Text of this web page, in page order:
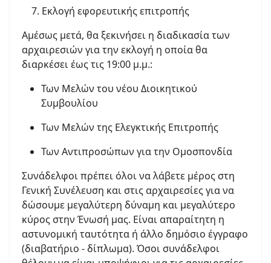
7. Εκλογή εφορευτικής επιτροπής
Αμέσως μετά, θα ξεκινήσει η διαδικασία των
αρχαιρεσιών για την εκλογή η οποία θα
διαρκέσει έως τις 19:00 μ.μ.:
Των Μελών του νέου Διοικητικού
Συμβουλίου
Των Μελών της Ελεγκτικής Επιτροπής
Των Αντιπροσώπων για την Ομοσπονδία
Συνάδελφοι πρέπει όλοι να λάβετε μέρος στη
Γενική Συνέλευση και στις αρχαιρεσίες για να
δώσουμε μεγαλύτερη δύναμη και μεγαλύτερο
κύρος στην Ένωσή μας. Είναι απαραίτητη η
αστυνομική ταυτότητα ή άλλο δημόσιο έγγραφο
(διαβατήριο - δίπλωμα). Όσοι συνάδελφοι